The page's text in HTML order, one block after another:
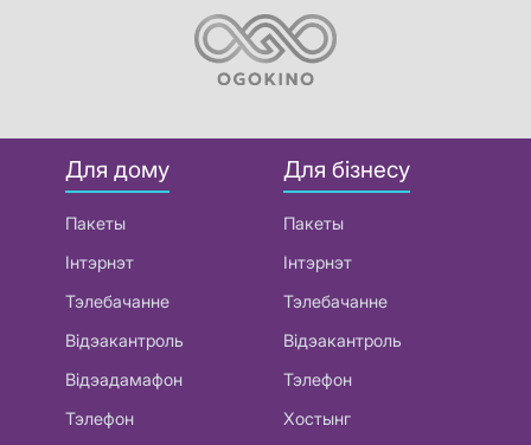
Для дому
Пакеты
Інтэрнэт
Тэлебачанне
Відэакантроль
Відэадамафон
Тэлефон
Для бізнесу
Пакеты
Інтэрнэт
Тэлебачанне
Відэакантроль
Тэлефон
Хостынг